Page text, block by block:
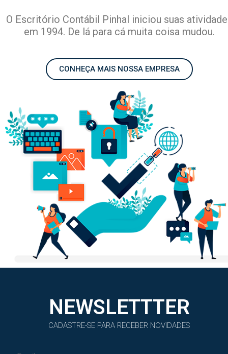
O Escritório Contábil Pinhal iniciou suas
em 1994. De lá para cá muita coisa mudou.
CONHEÇA MAIS NOSSA EMPRESA
NEWSLETTTER
CADASTRE-SE PARA RECEBER NOVIDADES